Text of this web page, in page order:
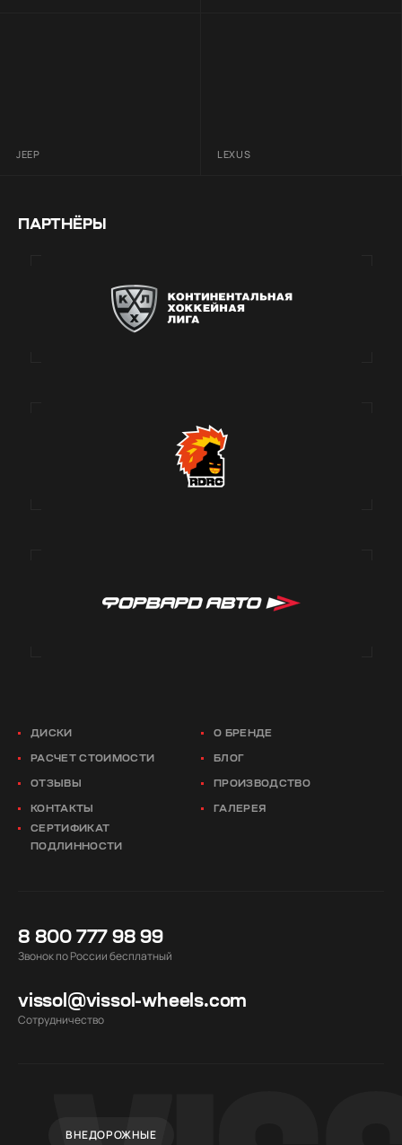
JEEP LEXUS
ПАРТНЁРЫ
ДИСКИ О БРЕНДЕ
РАСЧЕТ СТОИМОСТИ БЛОГ
ОТЗЫВЫ ПРОИЗВОДСТВО
КОНТАКТЫ
ГАЛЕРЕЯ
СЕРТИФИКАТ
ПОДЛИННОСТИ
8 800 777 98 99
Звонок по России бесплатный
vissol@vissol-wheels.com
Cотрудничество
ВНЕДОРОЖНЫЕ